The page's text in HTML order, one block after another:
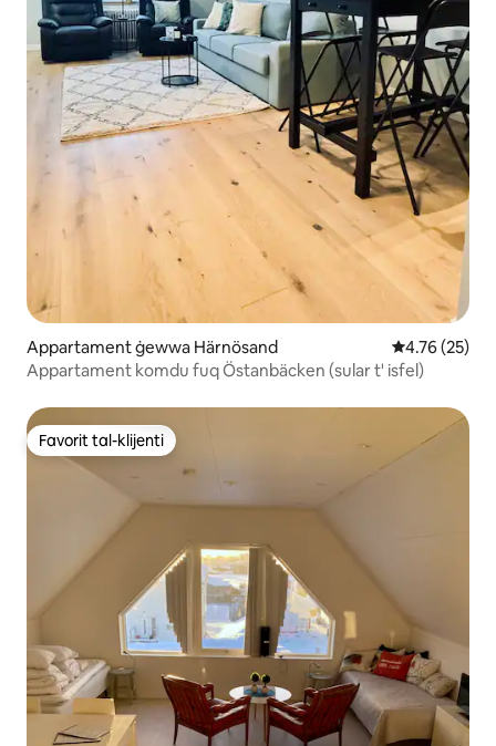
Appartament ġewwa Härnösand Rating
4.76 (25)
Appartament komdu fuq Östanbäcken (sular t' isfel)
Favorit tal-klijenti
Favorit tal-klijenti